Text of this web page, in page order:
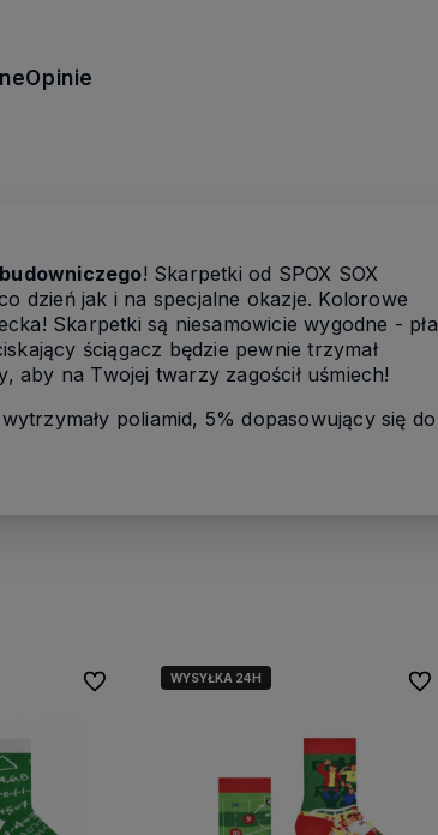
Opinie
! Skarpetki od SPOX SOX
dzień jak i na specjalne okazje. Kolorowe
Skarpetki są niesamowicie wygodne -
ściągacz będzie pewnie trzymał
aby na Twojej twarzy zagościł uśmiech!
poliamid, 5% dopasowujący się do
Do ulubionychWYSYŁKA 24H Do